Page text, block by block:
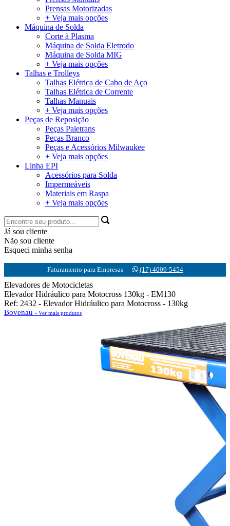
Prensas Motorizadas
+ Veja mais opções
Máquina de Solda
Corte à Plasma
Máquina de Solda Eletrodo
Máquina de Solda MIG
+ Veja mais opções
Talhas e Trolleys
Talhas Elétrica de Cabo de Aço
Talhas Elétrica de Corrente
Talhas Manuais
+ Veja mais opções
Peças de Reposição
Peças Paletrans
Peças Branco
Peças e Acessórios Milwaukee
+ Veja mais opções
Linha EPI
Acessórios para Solda
Impermeáveis
Materiais em Raspa
+ Veja mais opções
Já sou cliente
Não sou cliente
Esqueci minha senha
Faturamento para Empresas (17) 4009-5454
Elevadores de Motocicletas
Elevador Hidráulico para Motocross 130kg - EM130
Ref: 2432 - Elevador Hidráulico para Motocross - 130kg
Bovenau - Ver mais produtos